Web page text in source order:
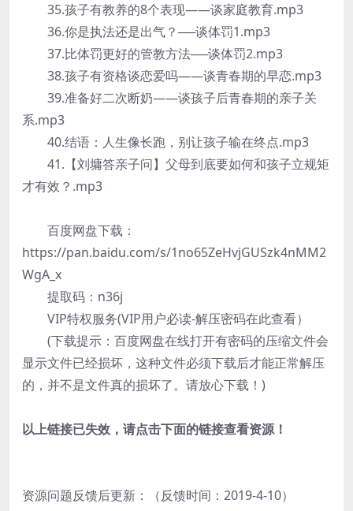
35.孩子有教养的8个表现——谈家庭教育.mp3
36.你是执法还是出气？──谈体罚1.mp3
37.比体罚更好的管教方法──谈体罚2.mp3
38.孩子有资格谈恋爱吗——谈青春期的早恋.mp3
39.准备好二次断奶——谈孩子后青春期的亲子关
系.mp3
40.结语：人生像长跑，别让孩子输在终点.mp3
41.【刘墉答亲子问】父母到底要如何和孩子立规矩
才有效？.mp3
百度网盘下载：
https://pan.baidu.com/s/1no65ZeHvjGUSzk4nMM2
WgA_x
提取码：n36j
VIP特权服务(VIP用户必读-解压密码在此查看）
(下载提示：百度网盘在线打开有密码的压缩文件会
显示文件已经损坏，这种文件必须下载后才能正常解压
的，并不是文件真的损坏了。请放心下载！)
以上链接已失效，请点击下面的链接查看资源！
资源问题反馈后更新：（反馈时间：2019-4-10）